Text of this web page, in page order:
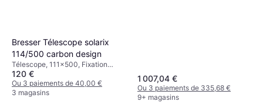
Bresser Télescope solarix
114/500 carbon design
Télescope, 111x500, Fixation
trépied
120 €
Ou 3 paiements de 40,00 €
3 magasins
1 007,04 €
Ou 3 paiements de 335,68 €
9+ magasins